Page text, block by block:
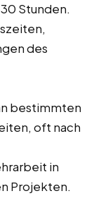
Stunden.
des
bestimmten
oft nach
in
Projekten.